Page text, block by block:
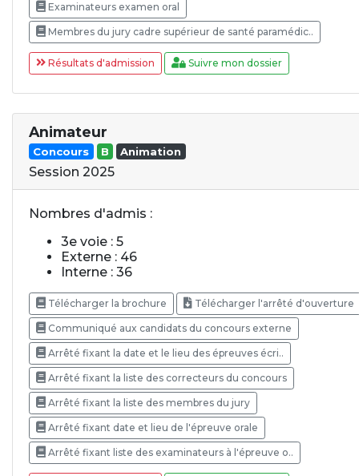
Examinateurs examen oral
Membres du jury cadre supérieur de santé paramédic..
Résultats d'admission Suivre mon dossier
Animateur
Concours B Animation
Session 2025
Nombres d'admis :
3e voie : 5
Externe : 46
Interne : 36
Télécharger la brochure Télécharger l'arrêté d'ouverture
Communiqué aux candidats du concours externe
Arrêté fixant la date et le lieu des épreuves écri..
Arrêté fixant la liste des correcteurs du concours
Arrêté fixant la liste des membres du jury
Arrêté fixant date et lieu de l'épreuve orale
Arrêté fixant liste des examinateurs à l'épreuve o..